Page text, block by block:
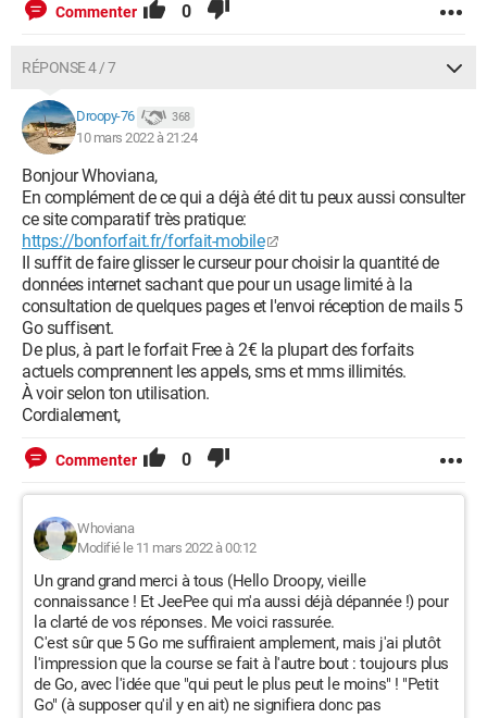
Commenter 0
RÉPONSE 4 / 7
Droopy-76 368
10 mars 2022 à 21:24
Bonjour Whoviana,
En complément de ce qui a déjà été dit tu peux aussi consulter
ce site comparatif très pratique:
https://bonforfait.fr/forfait-mobile
Il suffit de faire glisser le curseur pour choisir la quantité de
données internet sachant que pour un usage limité à la
consultation de quelques pages et l'envoi réception de mails 5
Go suffisent.
De plus, à part le forfait Free à 2€ la plupart des forfaits
actuels comprennent les appels, sms et mms illimités.
À voir selon ton utilisation.
Cordialement,
Commenter 0
Whoviana
Modifié le 11 mars 2022 à 00:12
Un grand grand merci à tous (Hello Droopy, vieille
connaissance ! Et JeePee qui m'a aussi déjà dépannée !) pour
la clarté de vos réponses. Me voici rassurée.
C'est sûr que 5 Go me suffiraient amplement, mais j'ai plutôt
l'impression que la course se fait à l'autre bout : toujours plus
de Go, avec l'idée que "qui peut le plus peut le moins" ! "Petit
Go" (à supposer qu'il y en ait) ne signifiera donc pas